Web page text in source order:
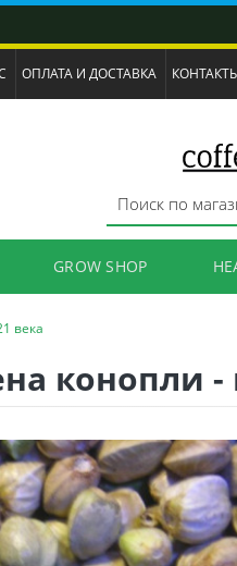
ОПЛАТА И ДОСТАВКА
GROW SHOP
века
конопли -